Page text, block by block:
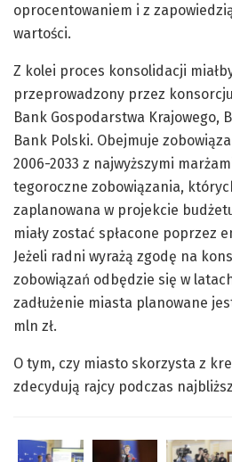
oprocentowaniem i z
wartości.
Z kolei proces konsolidacji
przeprowadzony przez
Bank Gospodarstwa Krajowego,
Bank Polski. Obejmuje
2006-2033 z najwyższymi
tegoroczne zobowiązania,
zaplanowana w projekcie
miały zostać spłacone poprzez
Jeżeli radni wyrażą zgodę na
zobowiązań odbędzie się w
zadłużenie miasta planowane
mln zł.
O tym, czy miasto skorzysta z
zdecydują rajcy podczas